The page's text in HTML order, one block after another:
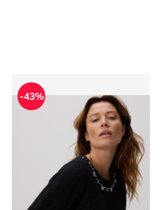
Sweter damski na zimę
-43%